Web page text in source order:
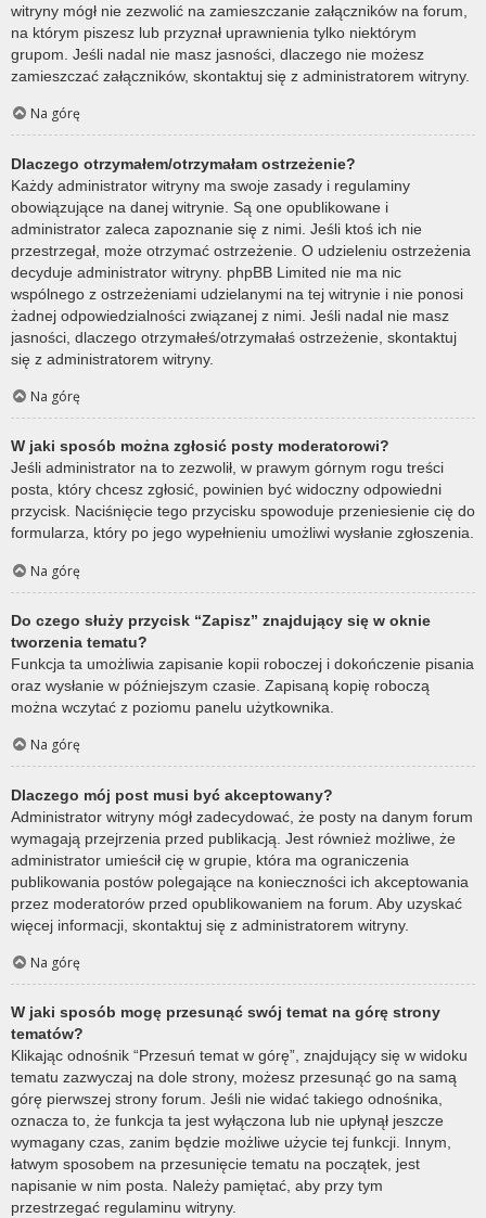
witryny mógł nie zezwolić na zamieszczanie załączników na forum,
na którym piszesz lub przyznał uprawnienia tylko niektórym
grupom. Jeśli nadal nie masz jasności, dlaczego nie możesz
zamieszczać załączników, skontaktuj się z administratorem witryny.
Na górę
Dlaczego otrzymałem/otrzymałam ostrzeżenie?
Każdy administrator witryny ma swoje zasady i regulaminy
obowiązujące na danej witrynie. Są one opublikowane i
administrator zaleca zapoznanie się z nimi. Jeśli ktoś ich nie
przestrzegał, może otrzymać ostrzeżenie. O udzieleniu ostrzeżenia
decyduje administrator witryny. phpBB Limited nie ma nic
wspólnego z ostrzeżeniami udzielanymi na tej witrynie i nie ponosi
żadnej odpowiedzialności związanej z nimi. Jeśli nadal nie masz
jasności, dlaczego otrzymałeś/otrzymałaś ostrzeżenie, skontaktuj
się z administratorem witryny.
Na górę
W jaki sposób można zgłosić posty moderatorowi?
Jeśli administrator na to zezwolił, w prawym górnym rogu treści
posta, który chcesz zgłosić, powinien być widoczny odpowiedni
przycisk. Naciśnięcie tego przycisku spowoduje przeniesienie cię do
formularza, który po jego wypełnieniu umożliwi wysłanie zgłoszenia.
Na górę
Do czego służy przycisk “Zapisz” znajdujący się w oknie
tworzenia tematu?
Funkcja ta umożliwia zapisanie kopii roboczej i dokończenie pisania
oraz wysłanie w późniejszym czasie. Zapisaną kopię roboczą
można wczytać z poziomu panelu użytkownika.
Na górę
Dlaczego mój post musi być akceptowany?
Administrator witryny mógł zadecydować, że posty na danym forum
wymagają przejrzenia przed publikacją. Jest również możliwe, że
administrator umieścił cię w grupie, która ma ograniczenia
publikowania postów polegające na konieczności ich akceptowania
przez moderatorów przed opublikowaniem na forum. Aby uzyskać
więcej informacji, skontaktuj się z administratorem witryny.
Na górę
W jaki sposób mogę przesunąć swój temat na górę strony
tematów?
Klikając odnośnik “Przesuń temat w górę”, znajdujący się w widoku
tematu zazwyczaj na dole strony, możesz przesunąć go na samą
górę pierwszej strony forum. Jeśli nie widać takiego odnośnika,
oznacza to, że funkcja ta jest wyłączona lub nie upłynął jeszcze
wymagany czas, zanim będzie możliwe użycie tej funkcji. Innym,
łatwym sposobem na przesunięcie tematu na początek, jest
napisanie w nim posta. Należy pamiętać, aby przy tym
przestrzegać regulaminu witryny.